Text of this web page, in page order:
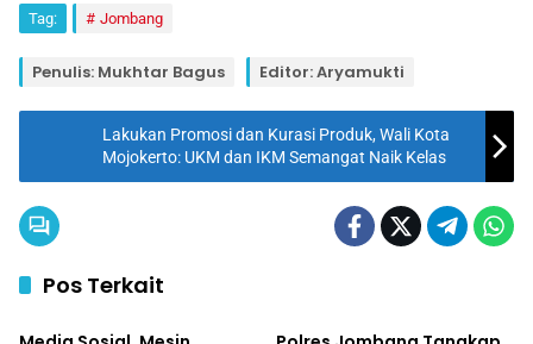
Tag: Jombang
Penulis: Mukhtar Bagus Editor: Aryamukti
Lakukan Promosi dan Kurasi Produk, Wali Kota
Mojokerto: UKM dan IKM Semangat Naik Kelas
Pos Terkait
Ekonomi Bisnis